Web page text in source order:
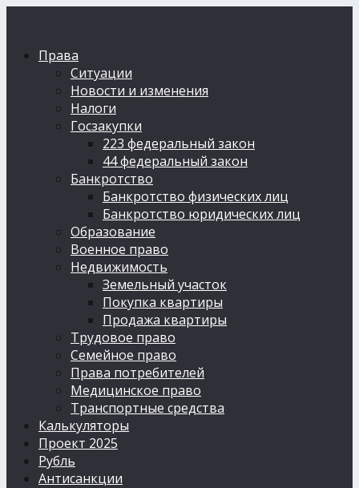
Права
Ситуации
Новости и изменения
Налоги
Госзакупки
223 федеральный закон
44 федеральный закон
Банкротство
Банкротство физических лиц
Банкротство юридических лиц
Образование
Военное право
Недвижимость
Земельный участок
Покупка квартиры
Продажа квартиры
Трудовое право
Семейное право
Права потребителей
Медицинское право
Транспортные средства
Калькуляторы
Проект 2025
Рубль
Антисанкции